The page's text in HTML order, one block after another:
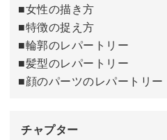
■女性の描き方
■特徴の捉え方
■輪郭のレパートリー
■髪型のレパートリー
■顔のパーツのレパートリー
チャプター